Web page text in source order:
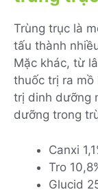
Trùng trục là
tấu thành
Mặc khác, từ
thuốc trị ra mồ
trị dinh dưỡng
dưỡng trong
Canxi
Tro
Glucid